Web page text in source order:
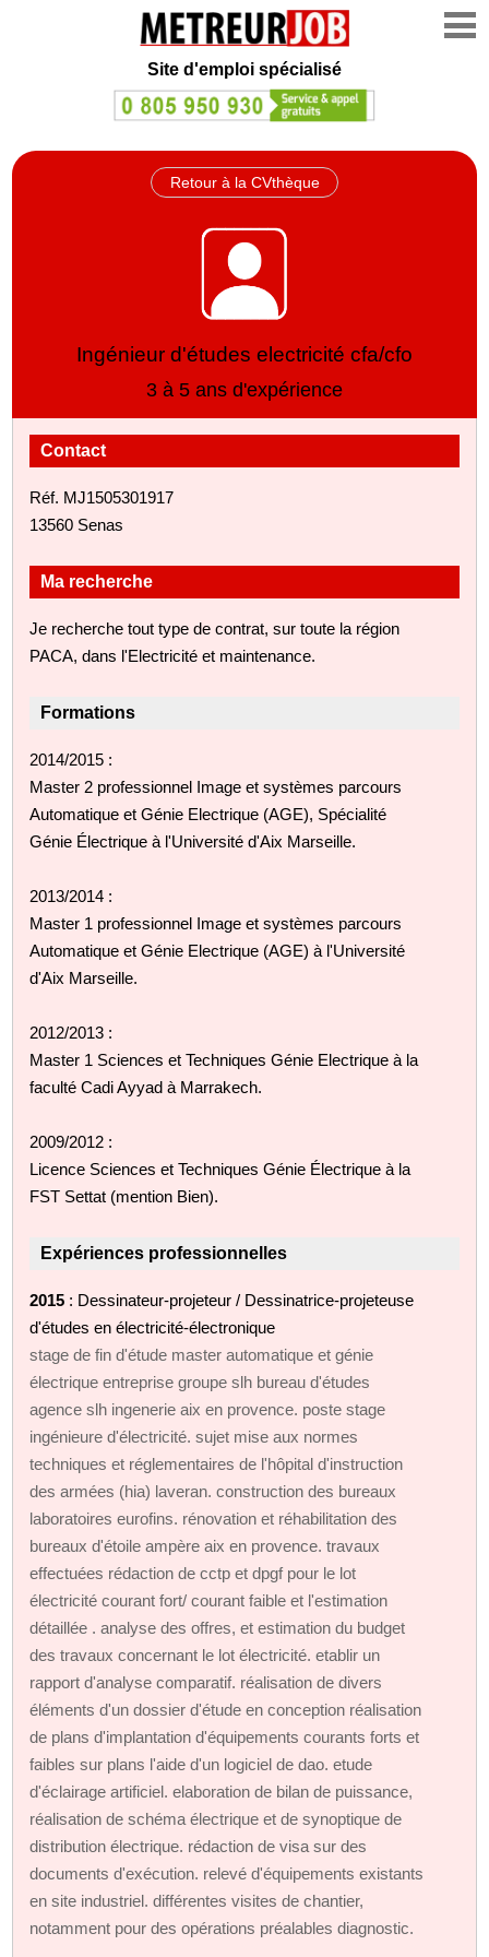
Site d'emploi spécialisé
Retour à la CVthèque
Ingénieur d'études electricité cfa/cfo
3 à 5 ans d'expérience
Contact
Réf. MJ1505301917
13560 Senas
Ma recherche
Je recherche tout type de contrat, sur toute la région
PACA, dans l'Electricité et maintenance.
Formations
2014/2015 :
Master 2 professionnel Image et systèmes parcours
Automatique et Génie Electrique (AGE), Spécialité
Génie Électrique à l'Université d'Aix Marseille.
2013/2014 :
Master 1 professionnel Image et systèmes parcours
Automatique et Génie Electrique (AGE) à l'Université
d'Aix Marseille.
2012/2013 :
Master 1 Sciences et Techniques Génie Electrique à la
faculté Cadi Ayyad à Marrakech.
2009/2012 :
Licence Sciences et Techniques Génie Électrique à la
FST Settat (mention Bien).
Expériences professionnelles
2015 : Dessinateur-projeteur / Dessinatrice-projeteuse
d'études en électricité-électronique
stage de fin d'étude master automatique et génie
électrique entreprise groupe slh bureau d'études
agence slh ingenerie aix en provence. poste stage
ingénieure d'électricité. sujet mise aux normes
techniques et réglementaires de l'hôpital d'instruction
des armées (hia) laveran. construction des bureaux
laboratoires eurofins. rénovation et réhabilitation des
bureaux d'étoile ampère aix en provence. travaux
effectuées rédaction de cctp et dpgf pour le lot
électricité courant fort/ courant faible et l'estimation
détaillée . analyse des offres, et estimation du budget
des travaux concernant le lot électricité. etablir un
rapport d'analyse comparatif. réalisation de divers
éléments d'un dossier d'étude en conception réalisation
de plans d'implantation d'équipements courants forts et
faibles sur plans l'aide d'un logiciel de dao. etude
d'éclairage artificiel. elaboration de bilan de puissance,
réalisation de schéma électrique et de synoptique de
distribution électrique. rédaction de visa sur des
documents d'exécution. relevé d'équipements existants
en site industriel. différentes visites de chantier,
notamment pour des opérations préalables diagnostic.